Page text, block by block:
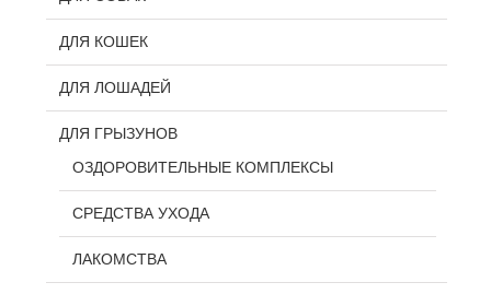
ДЛЯ КОШЕК
ДЛЯ ЛОШАДЕЙ
ДЛЯ ГРЫЗУНОВ
ОЗДОРОВИТЕЛЬНЫЕ КОМПЛЕКСЫ
СРЕДСТВА УХОДА
ЛАКОМСТВА